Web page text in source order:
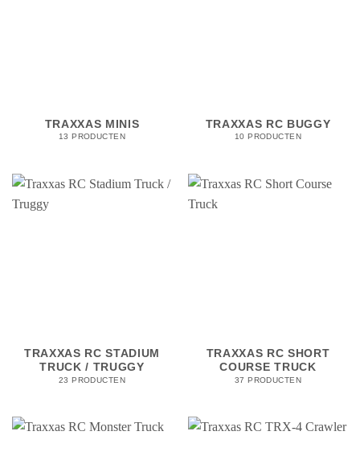
TRAXXAS MINIS
13 PRODUCTEN
TRAXXAS RC BUGGY
10 PRODUCTEN
TRAXXAS RC STADIUM
TRUCK / TRUGGY
23 PRODUCTEN
TRAXXAS RC SHORT
COURSE TRUCK
37 PRODUCTEN